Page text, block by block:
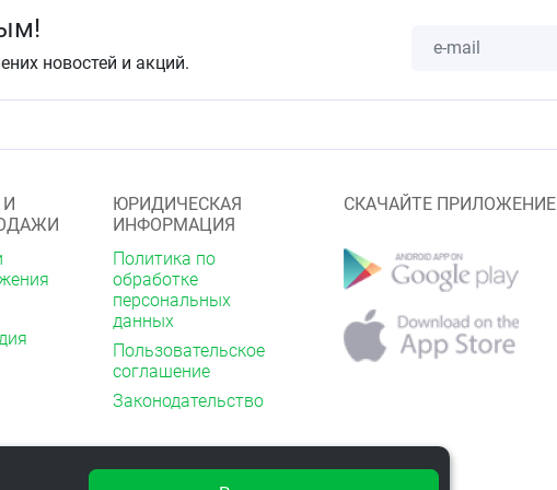
кальция, в отличие от карбоната кальция, усваивается в
пониженной кислотности желудка.
3 раза в день во время еды. Продолжительность приема -
рекомендуется проконсультироваться с врачом. Беременным
принимать по рекомендации и под наблюдением врача.
компонентов.
средством.
рекомендуется проконсультироваться с врачом.
новостей и акций.
ЮРИДИЧЕСКАЯ
ИНФОРМАЦИЯ
Политика по
обработке
персональных
данных
Пользовательское
соглашение
Законодательство
СКАЧАЙТЕ ПРИЛОЖЕНИЕ